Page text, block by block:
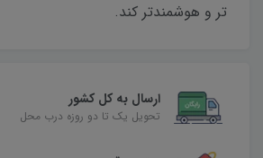
تر و هوشمندتر کند.
ارسال به کل کشور
تحویل یک تا دو روزه درب محل